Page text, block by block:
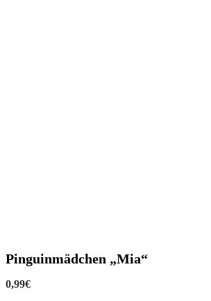
Pinguinmädchen „Mia“
0,99€